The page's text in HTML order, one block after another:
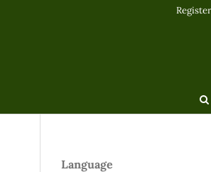
Register
Language